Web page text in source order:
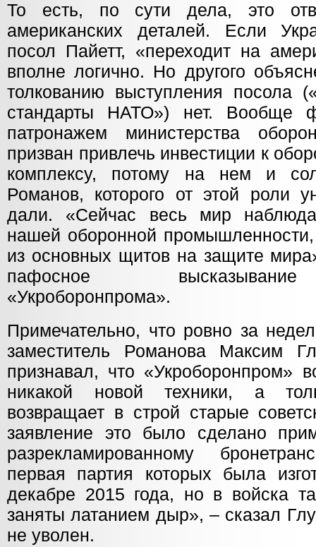
То есть, по сути дела, это
американских деталей. Если
посол Пайетт, «переходит на
вполне логично. Но другого
толкованию выступления посола
стандарты НАТО») нет. Вообще
патронажем министерства
призван привлечь инвестиции к
комплексу, потому на нем и
Романов, которого от этой роли
дали. «Сейчас весь мир
нашей оборонной
из основных щитов на защите
пафосное
«Укроборонпрома».
Примечательно, что ровно за
заместитель Романова Максим
признавал, что «Укроборонпром»
никакой новой техники, а
возвращает в строй старые
заявление это было сделано
разрекламированному
первая партия которых была
декабре 2015 года, но в войска
заняты латанием дыр», – сказал
не уволен.